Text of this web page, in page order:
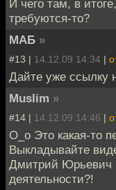
И чего там, в
требуются-то?
МАБ »
#13 | 14.12.09 14:34 |
Дайте уже ссылку
Muslim »
#14 | 14.12.09 14:46 |
О_о Это какая-то
Выкладывайте
Дмитрий Юрьевич
деятельности?!